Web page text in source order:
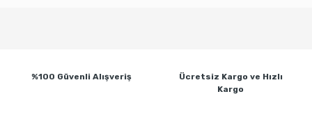
%100 Güvenli Alışveriş Ücretsiz Kargo ve Hızlı
Kargo